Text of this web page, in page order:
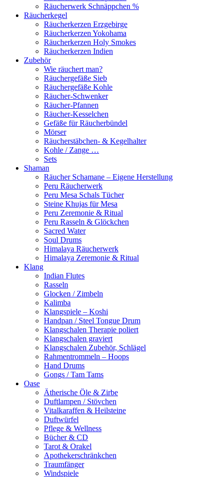
Räucherwerk Schnäppchen %
Räucherkegel
Räucherkerzen Erzgebirge
Räucherkerzen Yokohama
Räucherkerzen Holy Smokes
Räucherkerzen Indien
Zubehör
Wie räuchert man?
Räuchergefäße Sieb
Räuchergefäße Kohle
Räucher-Schwenker
Räucher-Pfannen
Räucher-Kesselchen
Gefäße für Räucherbündel
Mörser
Räucherstäbchen- & Kegelhalter
Kohle / Zange …
Sets
Shaman
Räucher Schamane – Eigene Herstellung
Peru Räucherwerk
Peru Mesa Schals Tücher
Steine Khujas für Mesa
Peru Zeremonie & Ritual
Peru Rasseln & Glöckchen
Sacred Water
Soul Drums
Himalaya Räucherwerk
Himalaya Zeremonie & Ritual
Klang
Indian Flutes
Rasseln
Glocken / Zimbeln
Kalimba
Klangspiele – Koshi
Handpan / Steel Tongue Drum
Klangschalen Therapie poliert
Klangschalen graviert
Klangschalen Zubehör, Schlägel
Rahmentrommeln – Hoops
Hand Drums
Gongs / Tam Tams
Oase
Ätherische Öle & Zirbe
Duftlampen / Stövchen
Vitalkaraffen & Heilsteine
Duftwürfel
Pflege & Wellness
Bücher & CD
Tarot & Orakel
Apothekerschränkchen
Traumfänger
Windspiele